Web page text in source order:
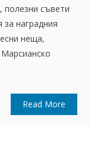
полезни съвети
наградния
неща,
Read More